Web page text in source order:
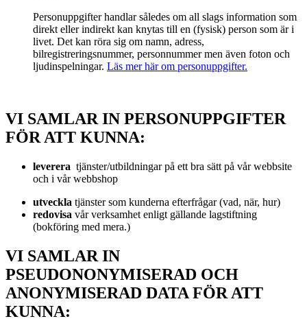
Personuppgifter handlar således om all slags information som
direkt eller indirekt kan knytas till en (fysisk) person som är i
livet. Det kan röra sig om namn, adress,
bilregistreringsnummer, personnummer men även foton och
ljudinspelningar. Läs mer här om personuppgifter.
VI SAMLAR IN PERSONUPPGIFTER
FÖR ATT KUNNA:
leverera tjänster/utbildningar på ett bra sätt på vår webbsite
och i vår webbshop
utveckla tjänster som kunderna efterfrågar (vad, när, hur)
redovisa vår verksamhet enligt gällande lagstiftning
(bokföring med mera.)
VI SAMLAR IN
PSEUDONONYMISERAD OCH
ANONYMISERAD DATA FÖR ATT
KUNNA: